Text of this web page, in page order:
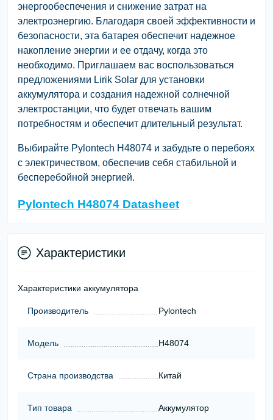
энергообеспечения и снижение затрат на
электроэнергию. Благодаря своей эффективности и
безопасности, эта батарея обеспечит надежное
накопление энергии и ее отдачу, когда это
необходимо. Приглашаем вас воспользоваться
предложениями Lirik Solar для установки
аккумулятора и создания надежной солнечной
электростанции, что будет отвечать вашим
потребностям и обеспечит длительный результат.
Выбирайте Pylontech H48074 и забудьте о перебоях
с электричеством, обеспечив себя стабильной и
бесперебойной энергией.
Pylontech H48074 Datasheet
Характеристики
Характеристики аккумулятора
Производитель Pylontech
Модель H48074
Страна производства Китай
Тип товара Аккумулятор